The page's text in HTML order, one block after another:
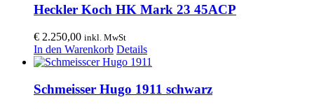
Heckler Koch HK Mark 23 45ACP
€ 2.250,00 inkl. MwSt
In den Warenkorb Details
Schmeisser Hugo 1911 schwarz